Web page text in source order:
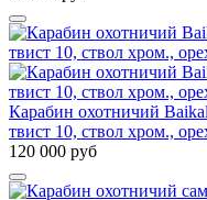
Карабин охотничий
твист 10, ствол хром.,
120 000 руб